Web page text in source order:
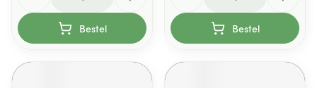
Bestel Bestel